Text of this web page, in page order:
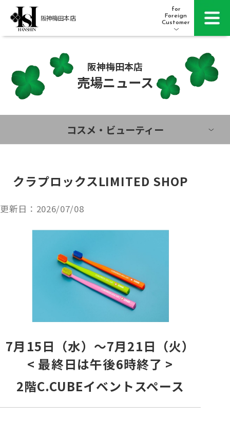
阪神梅田本店
for
Foreign
Customer
レストラン・カフェ 営業時間・アクセス
各種カード・阪神みどり会
メールアドレス登録・変更
阪神梅田本店
売場ニュース
コスメ・ビューティー
クラプロックスLIMITED SHOP
更新日： 2026/07/08
7月15日（水）〜7月21日（火）
< 最終日は午後6時終了 >
2階C.CUBEイベントスペース